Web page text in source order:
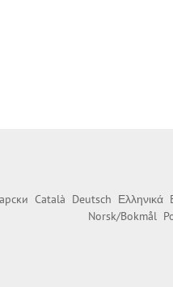
Català Deutsch Ελληνικά
Norsk/Bokmål